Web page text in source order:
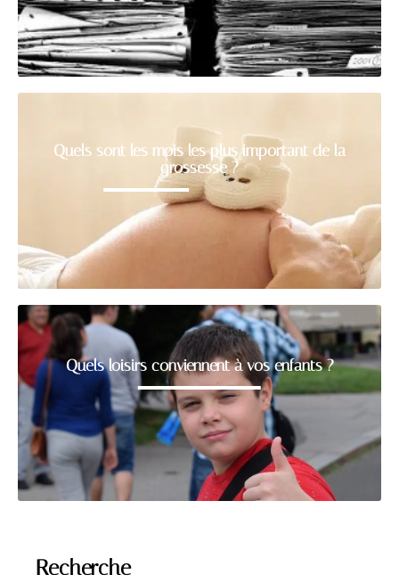
Quels sont les mois les plus important de la
grossesse ?
Quels loisirs conviennent à vos enfants ?
Recherche